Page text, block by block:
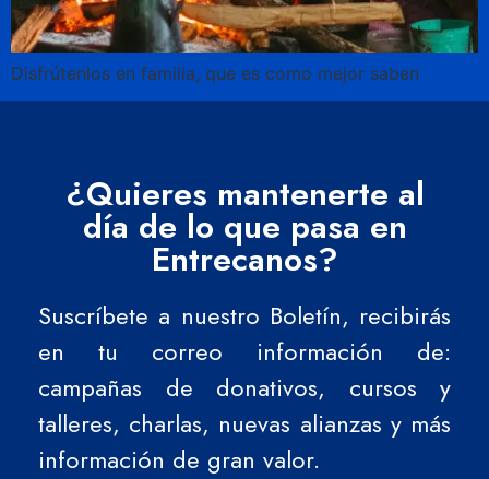
Disfrútenlos en familia, que es como mejor saben
¿Quieres mantenerte al
día de lo que pasa en
Entrecanos?
Suscríbete a nuestro Boletín, recibirás
en tu correo información de:
campañas de donativos, cursos y
talleres, charlas, nuevas alianzas y más
información de gran valor.